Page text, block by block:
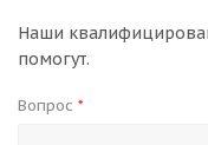
Наши
помогут.
Вопрос *